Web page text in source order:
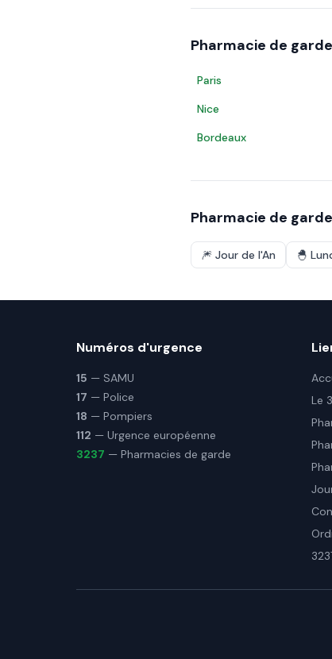
Pharmacie de
Paris
Nice
Bordeaux
Pharmacie de
🎆 Jour de l'An 🐣
Numéros d'urgence
15 — SAMU
17 — Police
18 — Pompiers
112 — Urgence européenne
3237 — Pharmacies de garde
Le